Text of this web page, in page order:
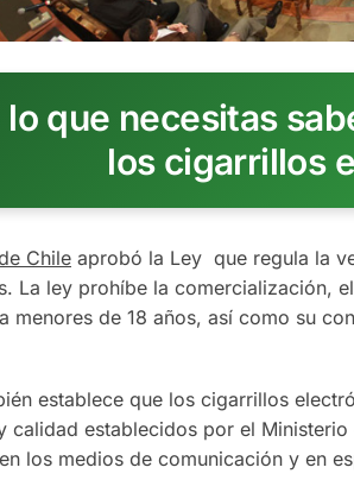
lo que necesitas
los cigarrillos
Chile aprobó la Ley que regula la
La ley prohíbe la comercialización,
menores de 18 años, así como su
establece que los cigarrillos
calidad establecidos por el
los medios de comunicación y en